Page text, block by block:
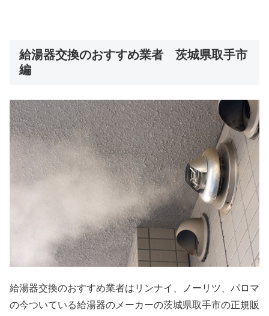
給湯器交換のおすすめ業者 茨城県取手市
編
給湯器交換のおすすめ業者はリンナイ、ノーリツ、パロマ
の今ついている給湯器のメーカーの茨城県取手市の正規販